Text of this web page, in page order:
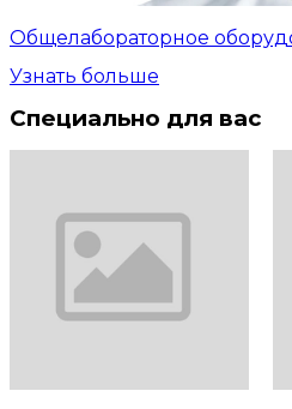
Общелабораторное
Узнать больше
Специально для вас